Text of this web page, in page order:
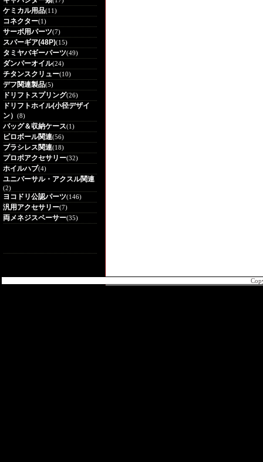
ケミカル用品(11)
コネクター(1)
サーボ用パーツ(7)
スパーギア(48P)(15)
タミヤバギーパーツ(49)
ダンパーオイル(24)
チタンスクリュー(10)
デフ関連製品(5)
ドリフトスプリング(26)
ドリフトホイル(小径デザイ
ン） (8)
バッグ＆収納ケース(1)
ピロボール関連(56)
ブラシレス関連(18)
プロポアクセサリー(32)
ホイルハブ(4)
ユニバーサル・アクスル関連
(2)
ヨコドリ公認パーツ(146)
汎用アクセサリー(7)
両メネジスペーサー(35)